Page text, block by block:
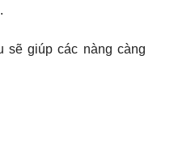
sẽ giúp các nàng càng